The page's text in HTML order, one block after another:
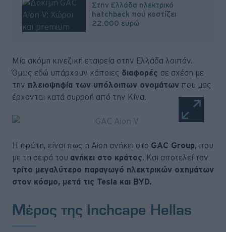
Στην Ελλάδα ηλεκτρικό
hatchback που κοστίζει
22.000 ευρώ
Μία ακόμη κινεζική εταιρεία στην Ελλάδα λοιπόν.
Όμως εδώ υπάρχουν κάποιες διαφορές σε σχέση με
την πλειοψηφία των υπόλοιπων ονομάτων που μας
έρχονται κατά συρροή από την Κίνα.
Η πρώτη, είναι πως η Aion ανήκει στo GAC Group , που
με τη σειρά του ανήκει στο κράτος . Και αποτελεί τον
τρίτο μεγαλύτερο παραγωγό ηλεκτρικών οχημάτων
στον κόσμο, μετά τις Tesla και BYD.
Μέρος της Inchcape Hellas